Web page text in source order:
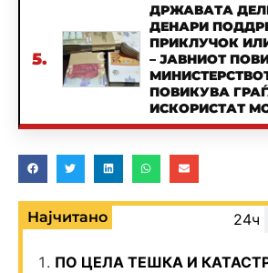
5.
ДРЖАВАТА
ДЕНАРИ
ПРИКЛУЧОК
– ЈАВНИОТ
ПОВИКУВА
ИСКОРИСТАТ
Најчитано 24ч
ПО ЦЕЛА ТЕШКА И